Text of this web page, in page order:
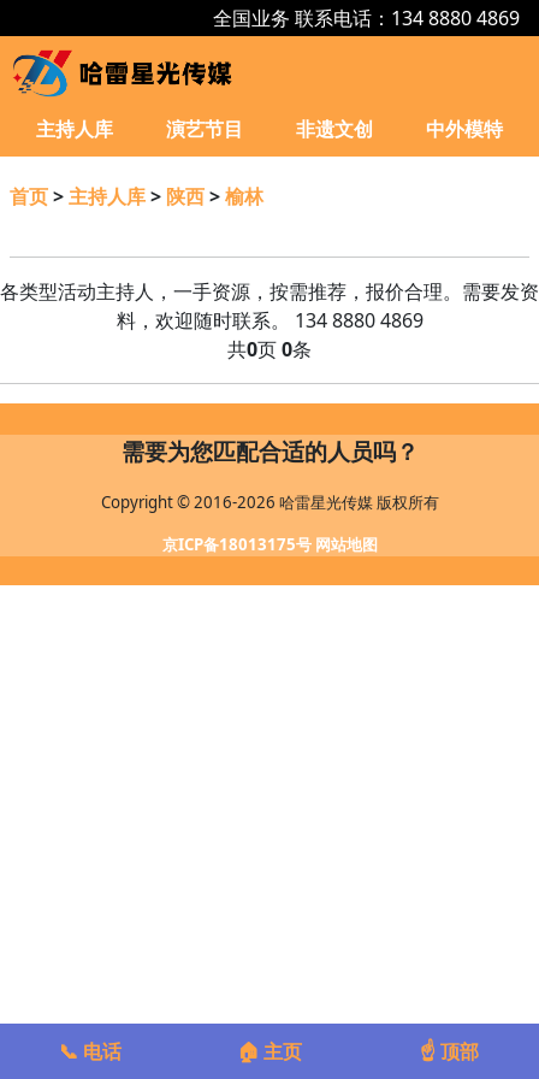
全国业务 联系电话：134 8880 4869
主持人库 演艺节目 非遗文创 中外模特
首页>主持人库> 陕西>榆林
各类型活动主持人，一手资源，按需推荐，报价合理。需要发资
料，欢迎随时联系。 134 8880 4869
共0页0条
📞 电话 🏠 主页 ☝️ 顶部
需要为您匹配合适的人员吗？
Copyright © 2016-2026 哈雷星光传媒 版权所有
京ICP备18013175号 网站地图